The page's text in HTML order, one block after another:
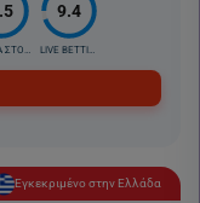
ΕΙΔΙΚΑ ΣΤΟΙΧ.
9.4
LIVE BETTING
Εγκεκριμένο στην Ελλάδα